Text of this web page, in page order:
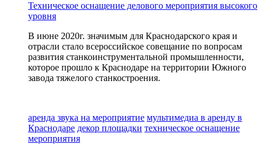
Техническое оснащение делового мероприятия высокого
уровня
В июне 2020г. значимым для Краснодарского края и
отрасли стало всероссийское совещание по вопросам
развития станкоинструментальной промышленности,
которое прошло к Краснодаре на территории Южного
завода тяжелого станкостроения.
аренда звука на мероприятие мультимедиа в аренду в
Краснодаре декор площадки техническое оснащение
мероприятия